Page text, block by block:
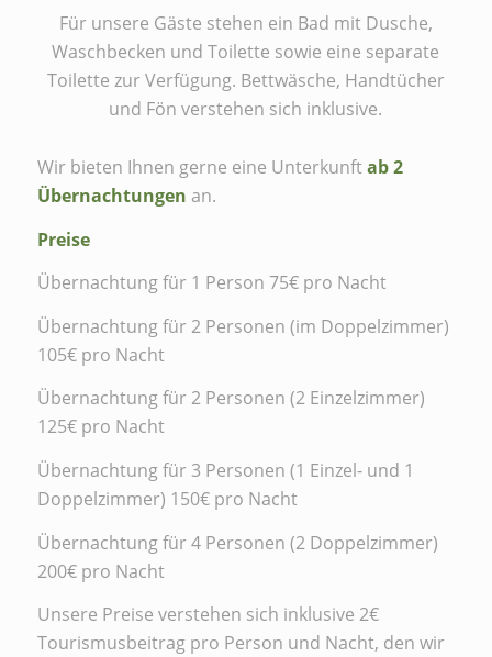
Für unsere Gäste stehen ein Bad mit Dusche,
Waschbecken und Toilette sowie eine separate
Toilette zur Verfügung. Bettwäsche, Handtücher
und Fön verstehen sich inklusive.
Wir bieten Ihnen gerne eine Unterkunftab 2
Übernachtungen an.
Preise
Übernachtung für 1 Person 75€ pro Nacht
Übernachtung für 2 Personen (im Doppelzimmer)
105€ pro Nacht
Übernachtung für 2 Personen (2 Einzelzimmer)
125€ pro Nacht
Übernachtung für 3 Personen (1 Einzel- und 1
Doppelzimmer) 150€ pro Nacht
Übernachtung für 4 Personen (2 Doppelzimmer)
200€ pro Nacht
Unsere Preise verstehen sich inklusive 2€
Tourismusbeitrag pro Person und Nacht, den wir